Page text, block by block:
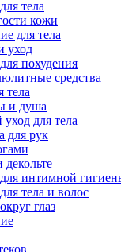
тела
кожи
для тела
уход
похудения
средства
тела
и душа
для тела
для рук
интимной
тела и волос
глаз